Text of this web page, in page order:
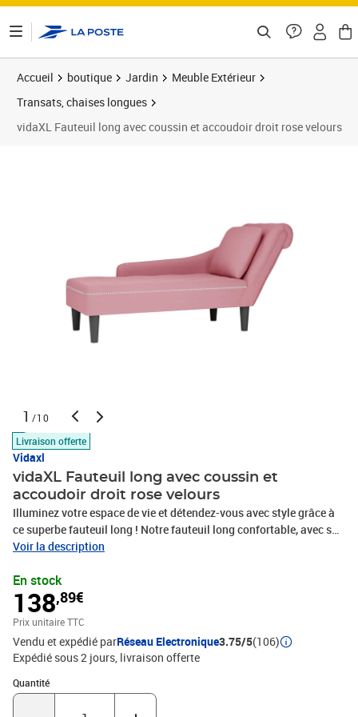
Accueil boutique Jardin
Meuble Extérieur
Transats, chaises longues
vidaXL Fauteuil long avec coussin et accoudoir droit rose velours
1 /10
Livraison offerte
Vidaxl
vidaXL Fauteuil long avec coussin et
accoudoir droit rose velours
Illuminez votre espace de vie et détendez-vous avec style grâce à
ce superbe fauteuil long ! Notre fauteuil long confortable, avec son
look élégant et sa fonctionnalité, est un ajout intemporel et
confortable : cette chaise longue est ornée d'un tissu en velours
exceptionnellement doux et confortable, offrant une délicieuse
sensation contre la peau.Expérience d'assise confortable : cette
chaise longue est remplie d'une mousse de haute résilience qui
épouse les formes de votre corps, offrant un soutien sur mesure
qui contribue à réduire les tensions au niveau du cou, des épaules,
du dos et de la taille.Coussin lombaire pour plus de confort : le
coussin lombaire inclus offre un confort et un soutien maximum
Voir la description
En stock
138,89€
Prix unitaire TTC
Vendu et expédié parRéseau Electronique3.75/5(106)
Expédié sous 2 jours livraison offerte
Quantité
Quantité : 1